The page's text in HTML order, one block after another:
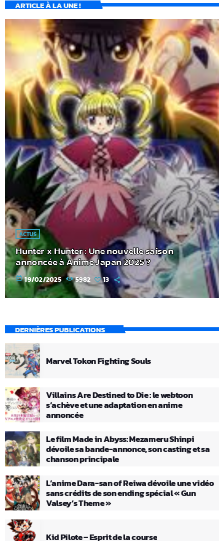
ARTICLE À LA UNE !
ACTUS
Hunter x Hunter : Une nouvelle saison
annoncée à Anime Japan 2025 ?
today 19/02/2025 5982 13
DERNIÈRES PUBLICATIONS
Marvel Tokon Fighting Souls
Villains Are Destined to Die : le webtoon
s’achève et une adaptation en anime
annoncée
Le film Made in Abyss: Mezameru Shinpi
dévoile sa bande-annonce, son casting et sa
chanson principale
L’anime Dara-san of Reiwa dévoile une vidéo
sans crédits de son ending spécial « Gun
Valsey’s Theme »
Kid Pilote – Esprit de la course